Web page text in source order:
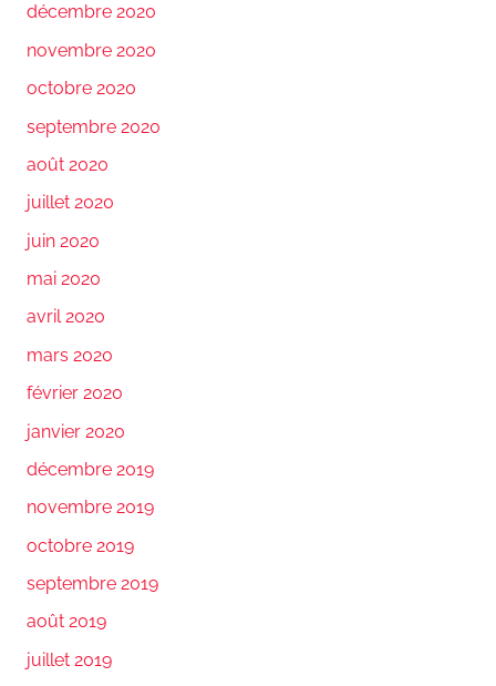
décembre 2020
novembre 2020
octobre 2020
septembre 2020
août 2020
juillet 2020
juin 2020
mai 2020
avril 2020
mars 2020
février 2020
janvier 2020
décembre 2019
novembre 2019
octobre 2019
septembre 2019
août 2019
juillet 2019